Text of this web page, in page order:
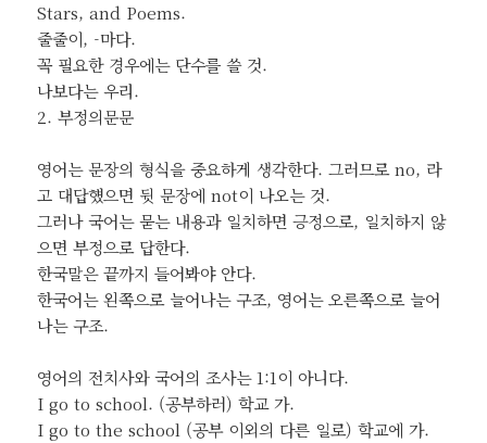
Stars, and Poems.
줄줄이, -마다.
꼭 필요한 경우에는 단수를 쓸 것.
나보다는 우리.
2. 부정의문문
영어는 문장의 형식을 중요하게 생각한다. 그러므로 no, 라
고 대답헀으면 뒷 문장에 not이 나오는 것.
그러나 국어는 묻는 내용과 일치하면 긍정으로, 일치하지 않
으면 부정으로 답한다.
한국말은 끝까지 들어봐야 안다.
한국어는 왼쪽으로 늘어나는 구조, 영어는 오른쪽으로 늘어
나는 구조.
영어의 전치사와 국어의 조사는 1:1이 아니다.
I go to school. (공부하러) 학교 가.
I go to the school (공부 이외의 다른 일로) 학교에 가.